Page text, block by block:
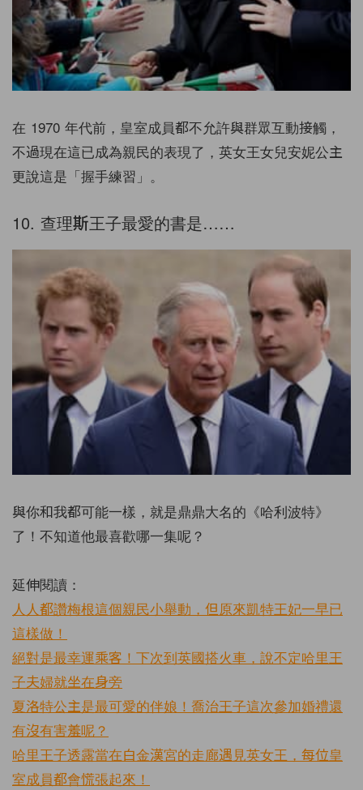
在 1970 年代前，皇室成員都不允許與群眾互動接觸，
不過現在這已成為親民的表現了，英女王女兒安妮公主
更說這是「握手練習」。
10. 查理斯王子最愛的書是……
與你和我都可能一樣，就是鼎鼎大名的《哈利波特》
了！不知道他最喜歡哪一集呢？
延伸閱讀：
人人都讚梅根這個親民小舉動，但原來凱特王妃一早已
這樣做！
絕對是最幸運乘客！下次到英國搭火車，說不定哈里王
子夫婦就坐在身旁
夏洛特公主是最可愛的伴娘！喬治王子這次參加婚禮還
有沒有害羞呢？
哈里王子透露當在白金漢宮的走廊遇見英女王，每位皇
室成員都會慌張起來！